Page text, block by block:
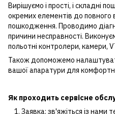
Вирішуємо і прості, і складні
окремих елементів до повного
пошкодження. Проводимо
причини несправності.
польотні контролери, камери,
Також допоможемо
вашої апаратури для
Як проходить сервісне
Заявка: зв'яжіться із